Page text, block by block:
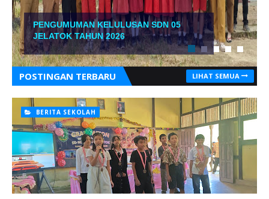
PENGUMUMAN KELULUSAN SDN 05
JELATOK TAHUN 2026
POSTINGAN TERBARU LIHAT SEMUA
BERITA SEKOLAH